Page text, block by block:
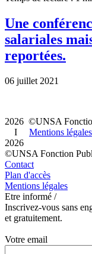
Une
salariales
reportées.
06 juillet 2021
2026 ©UNSA
I Mentions légales
2026
©UNSA Fonction
Contact
Plan d'accès
Mentions légales
Etre informé /
Inscrivez-vous sans
et gratuitement.
Votre email